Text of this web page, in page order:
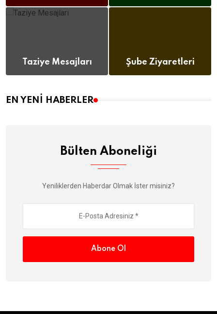
(112)
Taziye Mesajları Şube Ziyaretleri
EN YENI HABERLER
Bülten Aboneliği
Yeniliklerden Haberdar Olmak İster misiniz?
Abone Ol